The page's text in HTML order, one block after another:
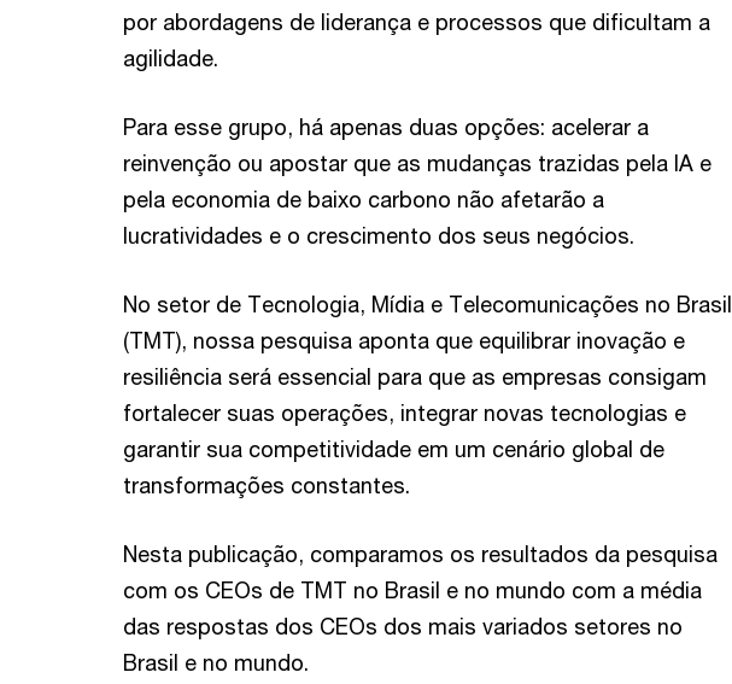
por abordagens de liderança e processos que dificultam a
agilidade.
Para esse grupo, há apenas duas opções: acelerar a
reinvenção ou apostar que as mudanças trazidas pela IA e
pela economia de baixo carbono não afetarão a
lucratividades e o crescimento dos seus negócios.
No setor de Tecnologia, Mídia e Telecomunicações no Brasil
(TMT), nossa pesquisa aponta que equilibrar inovação e
resiliência será essencial para que as empresas consigam
fortalecer suas operações, integrar novas tecnologias e
garantir sua competitividade em um cenário global de
transformações constantes.
Nesta publicação, comparamos os resultados da pesquisa
com os CEOs de TMT no Brasil e no mundo com a média
das respostas dos CEOs dos mais variados setores no
Brasil e no mundo.